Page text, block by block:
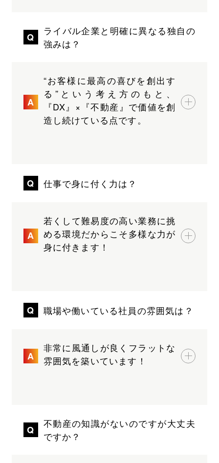
ライバル企業と明確に異なる独自の
強みは？
“お客様に最高の喜びを創出す
る”という考え方のもと、
『DX』×『不動産』で価値を創
造し続けている点です。
仕事で身に付く力は？
若くして難易度の高い業務に挑
める環境だからこそ多様な力が
身に付きます！
職場や働いている社員の雰囲気は？
非常に風通しが良くフラットな
雰囲気を築いています！
不動産の知識がないのですが大丈夫
ですか？